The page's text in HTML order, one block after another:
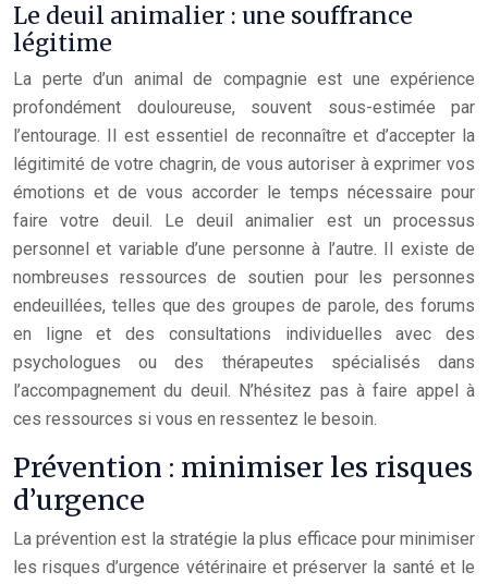
Le deuil animalier : une souffrance
légitime
La perte d’un animal de compagnie est une expérience
profondément douloureuse, souvent sous-estimée par
l’entourage. Il est essentiel de reconnaître et d’accepter la
légitimité de votre chagrin, de vous autoriser à exprimer vos
émotions et de vous accorder le temps nécessaire pour
faire votre deuil. Le deuil animalier est un processus
personnel et variable d’une personne à l’autre. Il existe de
nombreuses ressources de soutien pour les personnes
endeuillées, telles que des groupes de parole, des forums
en ligne et des consultations individuelles avec des
psychologues ou des thérapeutes spécialisés dans
l’accompagnement du deuil. N’hésitez pas à faire appel à
ces ressources si vous en ressentez le besoin.
Prévention : minimiser les risques
d’urgence
La prévention est la stratégie la plus efficace pour minimiser
les risques d’urgence vétérinaire et préserver la santé et le